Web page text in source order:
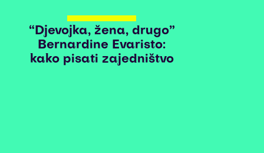
“Djevojka, žena, drugo”
Bernardine Evaristo:
kako pisati zajedništvo